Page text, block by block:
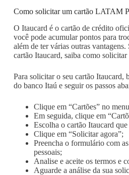
Como solicitar um cartão LATAM
O Itaucard é o cartão de crédito
você pode acumular pontos para
além de ter várias outras
cartão Itaucard, saiba como solicitar
Para solicitar o seu cartão Itaucard,
do banco Itaú e seguir os passos
Clique em “Cartões” no
Em seguida, clique em
Escolha o cartão Itaucard
Clique em “Solicitar agora”;
Preencha o formulário com
pessoais;
Analise e aceite os termos e
Aguarde a análise da sua